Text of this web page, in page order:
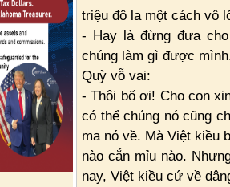
triệu đô la một cách vô
- Hay là đừng đưa
chúng làm gì được
Quỳ vỗ vai:
- Thôi bố ơi! Cho con
có thể chúng nó cũng
ma nó về. Mà Việt kiều
nào cắn mỉu nào.
nay, Việt kiều cứ về